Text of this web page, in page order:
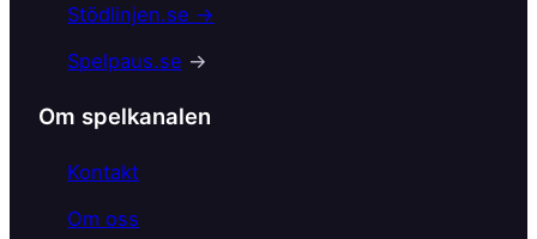
b
o
k
Stödlinjen.se →
Spelpaus.se →
Om spelkanalen
Kontakt
Om oss